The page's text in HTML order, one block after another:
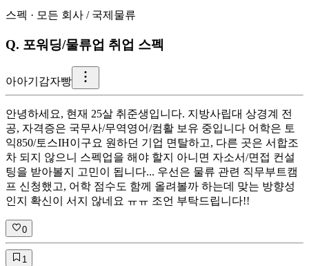
스펙 · 모든 회사 / 국제물류
Q. 포워딩/물류업 취업 스펙
아아기감자빵
안녕하세요, 현재 25살 취준생입니다. 지방사립대 상경계 전
공, 자격증은 국무사/무역영어/컴활 보유 중입니다 어학은 토
익850/토스IH이구요 원하던 기업 면탈하고, 다른 곳은 서합조
차 되지 않으니 스펙업을 해야 할지 아니면 자소서/면접 컨설
팅을 받아볼지 고민이 됩니다... 우선은 물류 관련 직무부트캠
프 신청했고, 어학 점수도 함께 올려볼까 하는데 맞는 방향성
인지 확신이 서지 않네요 ㅠㅠ 조언 부탁드립니다!!
0
1